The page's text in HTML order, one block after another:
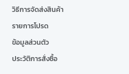
วิธีการจัดส่งสินค้า
รายการโปรด
ข้อมูลส่วนตัว
ประวัติการสั่งซื้อ